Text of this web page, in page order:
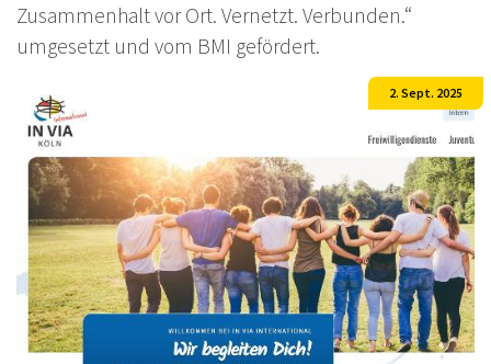
Zusammenhalt vor Ort. Vernetzt. Verbunden.“
umgesetzt und vom BMI gefördert.
2. Sept. 2025